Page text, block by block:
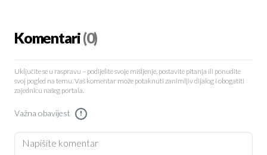
Komentari(0)
Uključite se u raspravu – podijelite svoje mišljenje, postavite pitanja ili ponudite
svoj pogled na temu. Vaš komentar može potaknuti zanimljiv dijalog i obogatiti
zajednicu našeg portala.
Važna obavijest !